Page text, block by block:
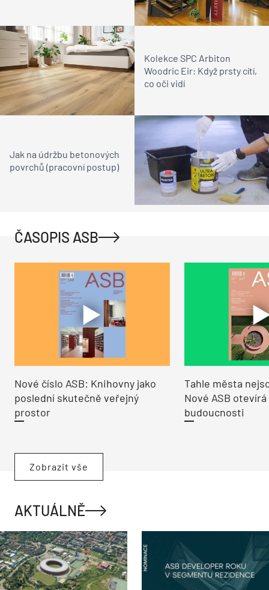
Kolekce SPC Arbiton
Woodric Eir: Když prsty cítí,
co oči vidí
Jak na údržbu betonových
povrchů (pracovní postup)
ČASOPIS ASB
Nové číslo ASB: Knihovny jako
poslední skutečně veřejný
prostor
Tahle města
Nové ASB
budoucnosti
Zobrazit vše
AKTUÁLNĚ